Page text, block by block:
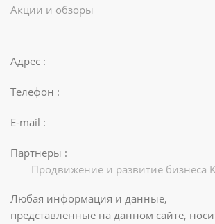
Акции и обзоры
Адрес :
Телефон :
E-mail :
Партнеры :
Продвижение и развитие бизнеса
Любая информация и данные,
представленные на данном сайте,